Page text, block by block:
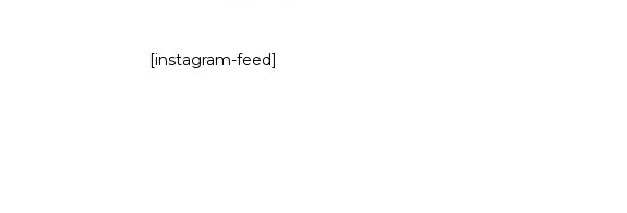
[instagram-feed]